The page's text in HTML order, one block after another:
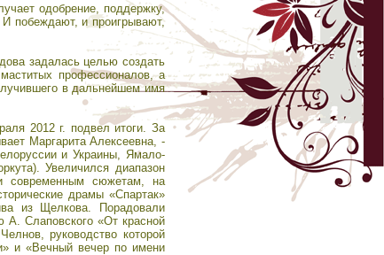
одобрение, поддержку,
И побеждают, и проигрывают,
задалась целью создать
профессионалов, а
в дальнейшем имя
2012 г. подвел итоги. За
Маргарита Алексеевна, -
и Украины, Ямало-
Увеличился диапазон
современным сюжетам, на
драмы «Спартак»
из Щелкова. Порадовали
А. Слаповского «От красной
руководство которой
и «Вечный вечер по имени